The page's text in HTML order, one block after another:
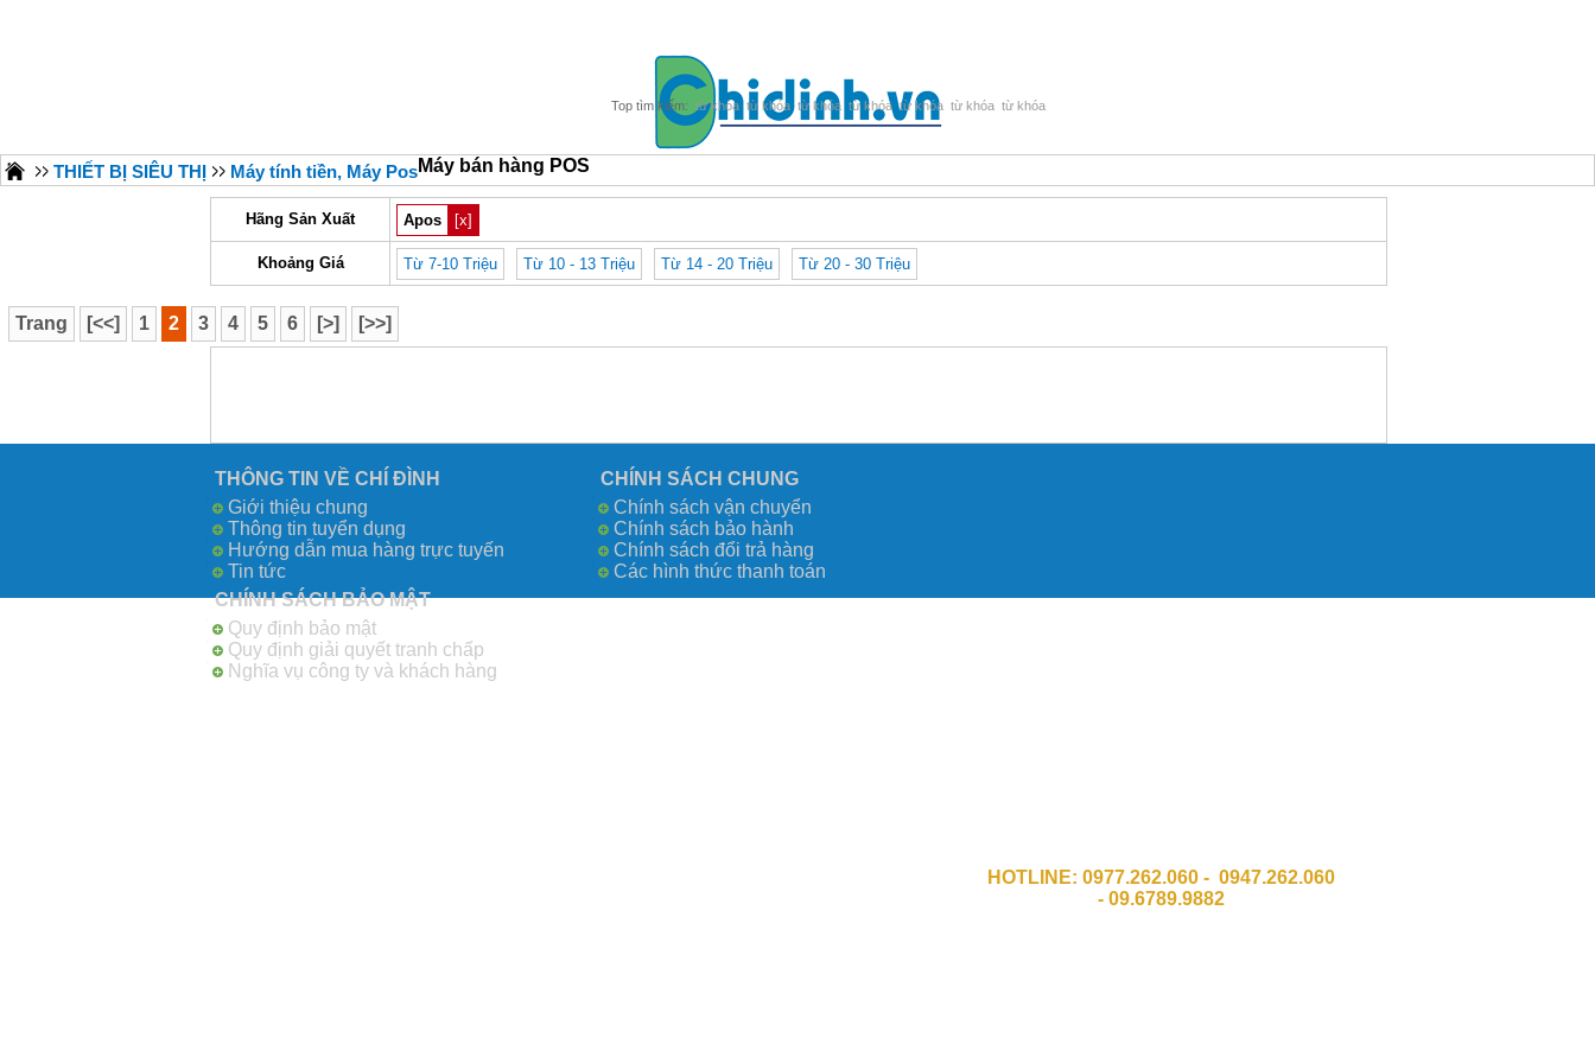
từ khóa từ khóa từ khóa từ khóa từ khóa từ khóa từ khóa
THIẾT BỊ SIÊU THỊ Máy tính tiền, Máy PosMáy bán hàng POS
Hãng Sản Xuất Apos [x]
Khoảng Giá Từ 7-10 Triệu Từ 10 - 13 Triệu Từ 14 - 20 Triệu Từ 20 - 30 Triệu
Trang [<<] 1 2 3 4 5 6 [>] [>>]
THÔNG TIN VỀ CHÍ ĐÌNH
Giới thiệu chung
Thông tin tuyển dụng
Hướng dẫn mua hàng trực tuyến
Tin tức
CHÍNH SÁCH CHUNG
Chính sách vận chuyển
Chính sách bảo hành
Chính sách đổi trả hàng
Các hình thức thanh toán
CHÍNH SÁCH BẢO MẬT
Quy định bảo mật
Quy định giải quyết tranh chấp
Nghĩa vụ công ty và khách hàng
HOTLINE: 0977.262.060 - 0947.262.060
-09.6789.9882